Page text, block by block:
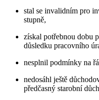
stal se invalidním pro
stupně,
získal potřebnou dobu
důsledku pracovního
nesplnil podmínky na
nedosáhl ještě
předčasný starobní